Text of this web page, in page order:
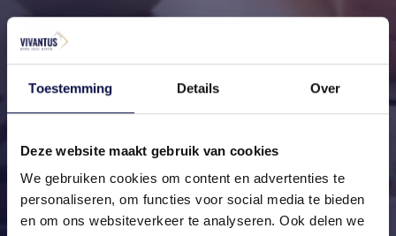
Toestemming Details Over
Deze website maakt gebruik van cookies
We gebruiken cookies om content en advertenties te
personaliseren, om functies voor social media te bieden
en om ons websiteverkeer te analyseren. Ook delen we